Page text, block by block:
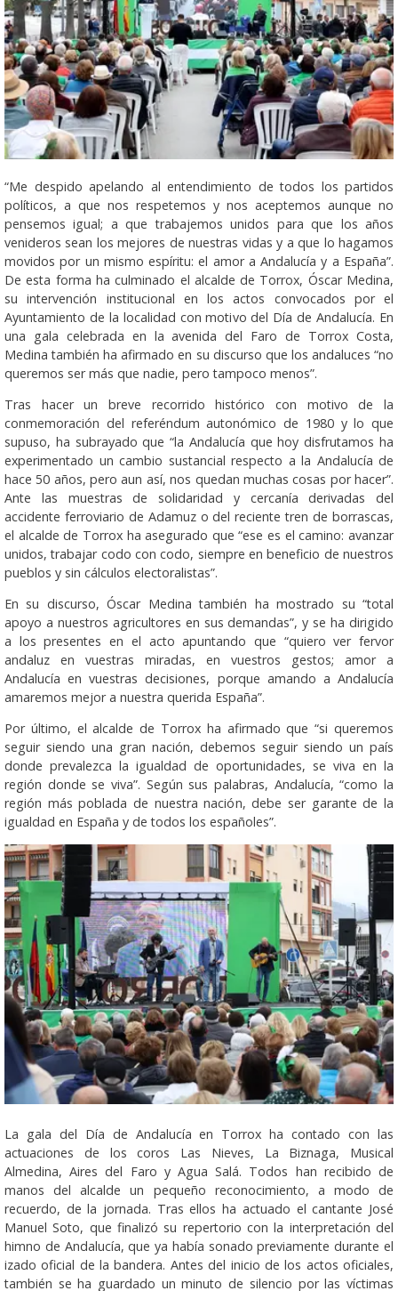
“Me despido apelando al entendimiento de todos los partidos
políticos, a que nos respetemos y nos aceptemos aunque no
pensemos igual; a que trabajemos unidos para que los años
venideros sean los mejores de nuestras vidas y a que lo hagamos
movidos por un mismo espíritu: el amor a Andalucía y a España”.
De esta forma ha culminado el alcalde de Torrox, Óscar Medina,
su intervención institucional en los actos convocados por el
Ayuntamiento de la localidad con motivo del Día de Andalucía. En
una gala celebrada en la avenida del Faro de Torrox Costa,
Medina también ha afirmado en su discurso que los andaluces “no
queremos ser más que nadie, pero tampoco menos”.
Tras hacer un breve recorrido histórico con motivo de la
conmemoración del referéndum autonómico de 1980 y lo que
supuso, ha subrayado que “la Andalucía que hoy disfrutamos ha
experimentado un cambio sustancial respecto a la Andalucía de
hace 50 años, pero aun así, nos quedan muchas cosas por hacer”.
Ante las muestras de solidaridad y cercanía derivadas del
accidente ferroviario de Adamuz o del reciente tren de borrascas,
el alcalde de Torrox ha asegurado que “ese es el camino: avanzar
unidos, trabajar codo con codo, siempre en beneficio de nuestros
pueblos y sin cálculos electoralistas”.
En su discurso, Óscar Medina también ha mostrado su “total
apoyo a nuestros agricultores en sus demandas”, y se ha dirigido
a los presentes en el acto apuntando que “quiero ver fervor
andaluz en vuestras miradas, en vuestros gestos; amor a
Andalucía en vuestras decisiones, porque amando a Andalucía
amaremos mejor a nuestra querida España”.
Por último, el alcalde de Torrox ha afirmado que “si queremos
seguir siendo una gran nación, debemos seguir siendo un país
donde prevalezca la igualdad de oportunidades, se viva en la
región donde se viva”. Según sus palabras, Andalucía, “como la
región más poblada de nuestra nación, debe ser garante de la
igualdad en España y de todos los españoles”.
La gala del Día de Andalucía en Torrox ha contado con las
actuaciones de los coros Las Nieves, La Biznaga, Musical
Almedina, Aires del Faro y Agua Salá. Todos han recibido de
manos del alcalde un pequeño reconocimiento, a modo de
recuerdo, de la jornada. Tras ellos ha actuado el cantante José
Manuel Soto, que finalizó su repertorio con la interpretación del
himno de Andalucía, que ya había sonado previamente durante el
izado oficial de la bandera. Antes del inicio de los actos oficiales,
también se ha guardado un minuto de silencio por las víctimas